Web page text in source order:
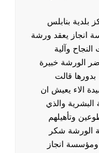
بلدية بنابلس
انجاز يعقد ورشة
وآلية
الورشة خبيرة
بدورها قالت
الاء يعيش ان
البشرية والذي
وتأهيلهم
الورشة شكر
انجاز